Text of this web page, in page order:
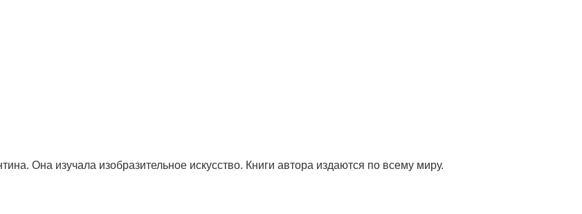
Она изучала изобразительное искусство. Книги автора издаются по всему миру.